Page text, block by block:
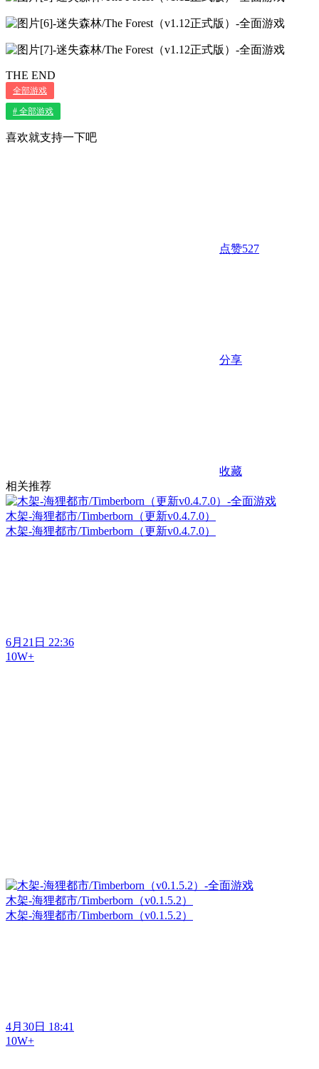
THE END
全部游戏
# 全部游戏
喜欢就支持一下吧
点赞527
分享
收藏
相关推荐
木架-海狸都市/Timberborn（更新v0.4.7.0）
木架-海狸都市/Timberborn（更新v0.4.7.0）
6月21日 22:36
10W+
木架-海狸都市/Timberborn（v0.1.5.2）
木架-海狸都市/Timberborn（v0.1.5.2）
4月30日 18:41
10W+